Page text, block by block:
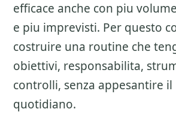
efficace anche con piu
e piu imprevisti. Per questo
costruire una routine che
obiettivi, responsabilita,
controlli, senza appesantire
quotidiano.